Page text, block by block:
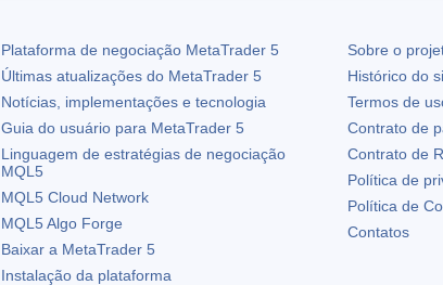
Plataforma de negociação MetaTrader 5
Últimas atualizações do MetaTrader 5
Notícias, implementações e tecnologia
Guia do usuário para MetaTrader 5
Linguagem de estratégias de negociação
MQL5
MQL5 Cloud Network
MQL5 Algo Forge
Baixar a MetaTrader 5
Instalação da plataforma
Sobre o
Histórico do
Termos de
Contrato de
Contrato de
Política de
Política de
Contatos